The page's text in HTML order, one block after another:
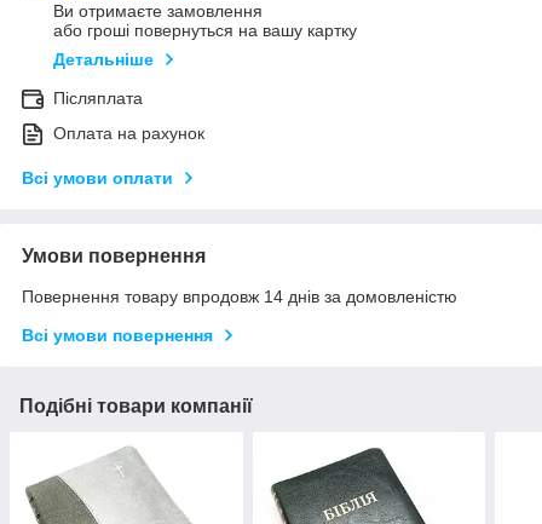
Ви отримаєте замовлення
або гроші повернуться на вашу картку
Детальніше
Післяплата
Оплата на рахунок
Всі умови оплати
Умови повернення
Повернення товару впродовж 14 днів за домовленістю
Всі умови повернення
Подібні товари компанії